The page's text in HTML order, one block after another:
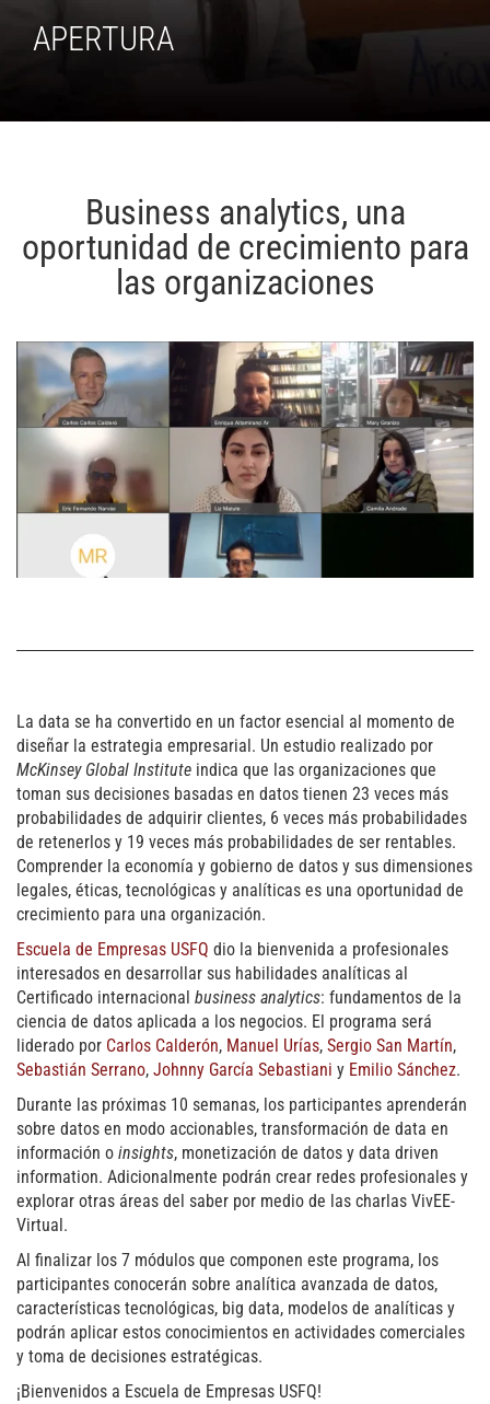
APERTURA
Business analytics, una
oportunidad de crecimiento para
las organizaciones
La data se ha convertido en un factor esencial al momento de
diseñar la estrategia empresarial. Un estudio realizado por
McKinsey Global Institute indica que las organizaciones que
toman sus decisiones basadas en datos tienen 23 veces más
probabilidades de adquirir clientes, 6 veces más probabilidades
de retenerlos y 19 veces más probabilidades de ser rentables.
Comprender la economía y gobierno de datos y sus dimensiones
legales, éticas, tecnológicas y analíticas es una oportunidad de
crecimiento para una organización.
Escuela de Empresas USFQ dio la bienvenida a profesionales
interesados en desarrollar sus habilidades analíticas al
Certificado internacional business analytics: fundamentos de la
ciencia de datos aplicada a los negocios. El programa será
liderado por Carlos Calderón, Manuel Urías, Sergio San Martín,
Sebastián Serrano, Johnny García Sebastiani y Emilio Sánchez.
Durante las próximas 10 semanas, los participantes aprenderán
sobre datos en modo accionables, transformación de data en
información o insights, monetización de datos y data driven
information. Adicionalmente podrán crear redes profesionales y
explorar otras áreas del saber por medio de las charlas VivEE-
Virtual.
Al finalizar los 7 módulos que componen este programa, los
participantes conocerán sobre analítica avanzada de datos,
características tecnológicas, big data, modelos de analíticas y
podrán aplicar estos conocimientos en actividades comerciales
y toma de decisiones estratégicas.
¡Bienvenidos a Escuela de Empresas USFQ!